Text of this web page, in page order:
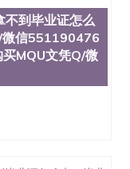
微信
微信
551190476办
外大学有毕业
格QQ微信
办理国外
外可查文凭
吗QQ微信
信551190476
不到毕业证怎么
微信551190476
MQU文凭Q/微